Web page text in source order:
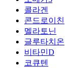
콜라겐
콘드로이친
멜라토닌
글루타치온
비타민D
코큐텐